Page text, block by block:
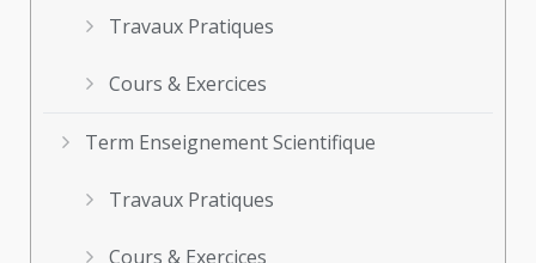
Travaux Pratiques
Cours & Exercices
Term Enseignement Scientifique
Travaux Pratiques
Cours & Exercices